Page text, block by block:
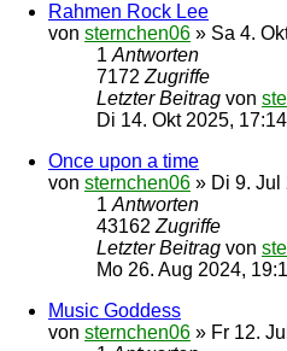
Rahmen Rock Lee
von sternchen06 » Sa 4.
1 Antworten
7172 Zugriffe
Letzter Beitrag von
Di 14. Okt 2025, 17:14
Once upon a time
von sternchen06 » Di 9. Jul
1 Antworten
43162 Zugriffe
Letzter Beitrag von
Mo 26. Aug 2024,
Music Goddess
von sternchen06 » Fr 12.